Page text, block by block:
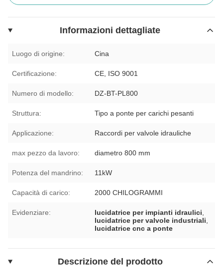
Informazioni dettagliate
Luogo di origine: Cina
Certificazione: CE, ISO 9001
Numero di modello: DZ-BT-PL800
Struttura: Tipo a ponte per carichi pesanti
Applicazione: Raccordi per valvole idrauliche
max pezzo da lavoro: diametro 800 mm
Potenza del mandrino: 11kW
Capacità di carico: 2000 CHILOGRAMMI
Evidenziare: lucidatrice per impianti idraulici
lucidatrice per valvole industriali
lucidatrice cnc a ponte
Descrizione del prodotto